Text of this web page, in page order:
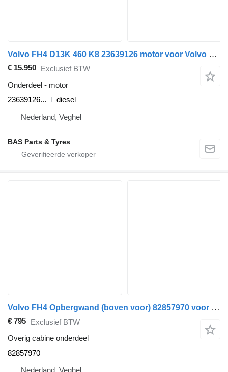
Volvo FH4 D13K 460 K8 23639126 motor voor Volvo FH4 vrachtwagen
€ 15.950 Exclusief BTW
Onderdeel - motor
23639126...
diesel
Nederland, Veghel
BAS Parts & Tyres
Volvo FH4 Opbergwand (boven voor) 82857970 voor Volvo FH4 vrachtwagen
€ 795 Exclusief BTW
Overig cabine onderdeel
82857970